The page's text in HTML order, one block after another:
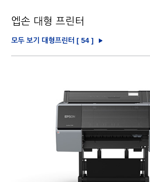
엡손 대형 프린터
모두 보기 대형프린터 [ 54]